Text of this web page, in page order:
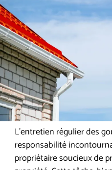
L’entretien régulier des
responsabilité
propriétaire soucieux de